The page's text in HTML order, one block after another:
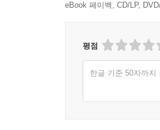
eBook 페이백, CD/LP,
평점
한글 기준 50자까지